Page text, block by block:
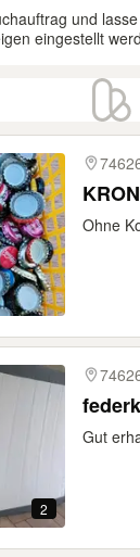
und
eingestellt
Ohne
2
Gut